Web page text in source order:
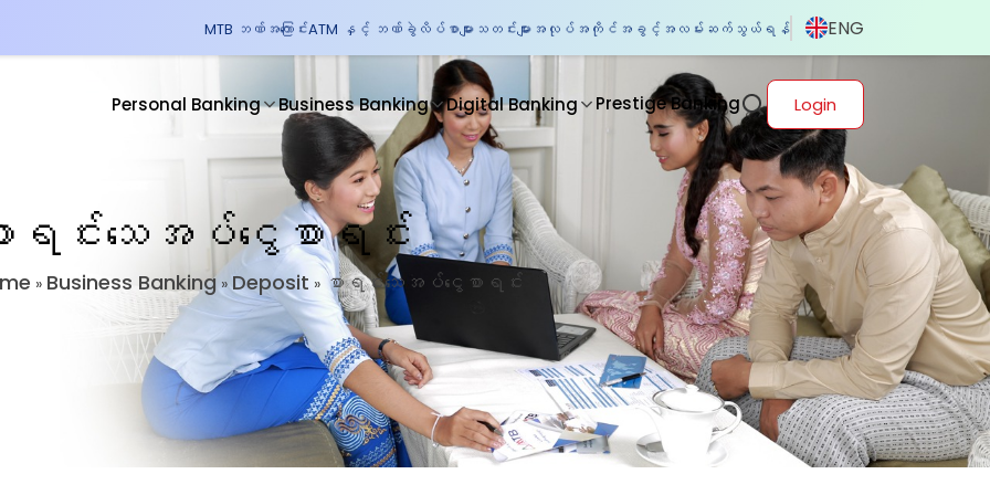
MTB ဘဏ်အကြောင်းATM နှင့် ဘဏ်ခွဲလိပ်စာများ သတင်းများ အလုပ်အကိုင်အခွင့်အလမ်း ဆက်သွယ်ရန် ENG
Personal Banking Business Banking Digital Banking Prestige Banking Login
ရင်းသေအပ်ငွေစာရင်း
» Business Banking» Deposit » စာရင်းသေအပ်ငွေစာရင်း